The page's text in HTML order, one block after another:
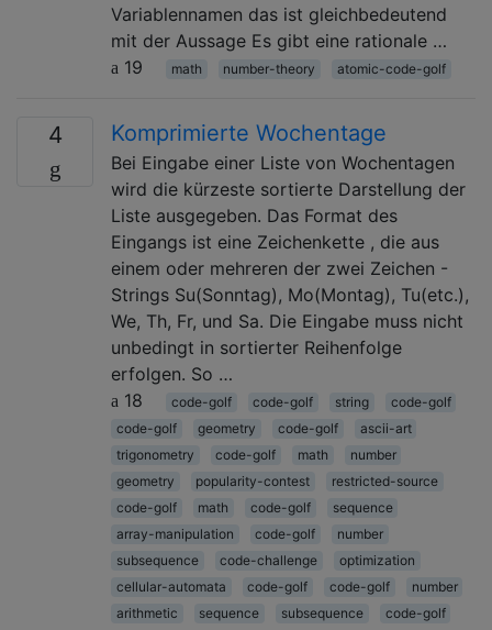
Variablennamen das ist gleichbedeutend
mit der Aussage Es gibt eine rationale …
19
math number-theory atomic-code-golf
4 Komprimierte Wochentage
Bei Eingabe einer Liste von Wochentagen
wird die kürzeste sortierte Darstellung der
Liste ausgegeben. Das Format des
Eingangs ist eine Zeichenkette , die aus
einem oder mehreren der zwei Zeichen -
Strings Su(Sonntag), Mo(Montag), Tu(etc.),
We, Th, Fr, und Sa. Die Eingabe muss nicht
unbedingt in sortierter Reihenfolge
erfolgen. So …
18
code-golf code-golf string
code-golf
code-golf
geometry code-golf
ascii-art
trigonometry
code-golf math
number
geometry
popularity-contest
restricted-source
code-golf
math code-golf
sequence
array-manipulation
code-golf
number
subsequence
code-challenge
optimization
cellular-automata
code-golf code-golf
number
arithmetic
sequence subsequence
code-golf